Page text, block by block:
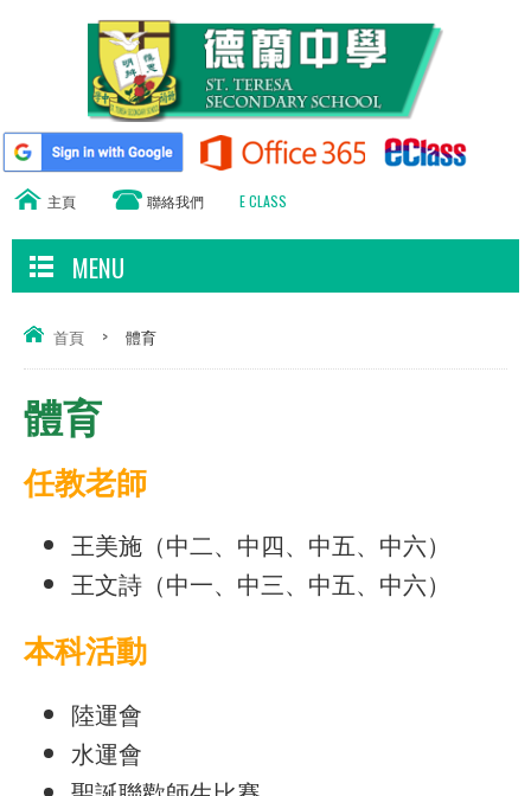
主頁 聯絡我們 E CLASS
MENU
首頁 > 體育
體育
任教老師
王美施（中二、中四、中五、中六）
王文詩（中一、中三、中五、中六）
本科活動
陸運會
水運會